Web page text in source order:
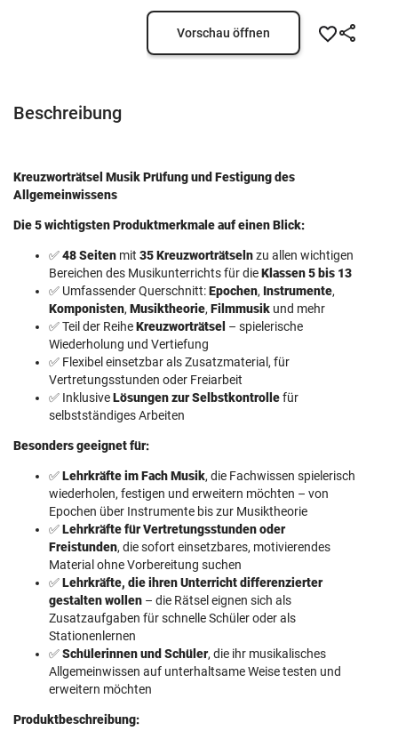
Vorschau öffnen
Beschreibung
Kreuzworträtsel MusikPrüfung und Festigung des
Allgemeinwissens
Die 5 wichtigsten Produktmerkmale auf einen Blick:
✅48 Seiten mit 35 Kreuzworträtselnzu allen wichtigen
Bereichen des Musikunterrichts für dieKlassen 5 bis 13
✅ Umfassender Querschnitt:Epochen, Instrumente,
Komponisten, Musiktheorie, Filmmusik und mehr
✅ Teil der ReiheKreuzworträtsel – spielerische
Wiederholung und Vertiefung
✅ Flexibel einsetzbar als Zusatzmaterial, für
Vertretungsstunden oder Freiarbeit
✅ InklusiveLösungen zur Selbstkontrollefür
selbstständiges Arbeiten
Besonders geeignet für:
✅Lehrkräfte im Fach Musik, die Fachwissen spielerisch
wiederholen, festigen und erweitern möchten – von
Epochen über Instrumente bis zur Musiktheorie
✅Lehrkräfte für Vertretungsstunden oder
Freistunden, die sofort einsetzbares, motivierendes
Material ohne Vorbereitung suchen
✅Lehrkräfte, die ihren Unterricht differenzierter
gestalten wollen – die Rätsel eignen sich als
Zusatzaufgaben für schnelle Schüler oder als
Stationenlernen
✅Schülerinnen und Schüler, die ihr musikalisches
Allgemeinwissen auf unterhaltsame Weise testen und
erweitern möchten
Produktbeschreibung: